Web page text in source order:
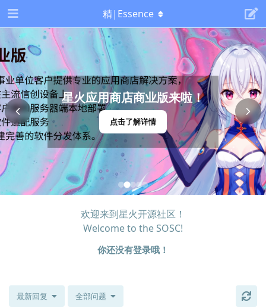
星火应用商店商业版来啦！
点击了解详情
欢迎来到星火开源社区！
Welcome to the SOSC!
你还没有登录哦！
精|Essence
最新回复 全部问题